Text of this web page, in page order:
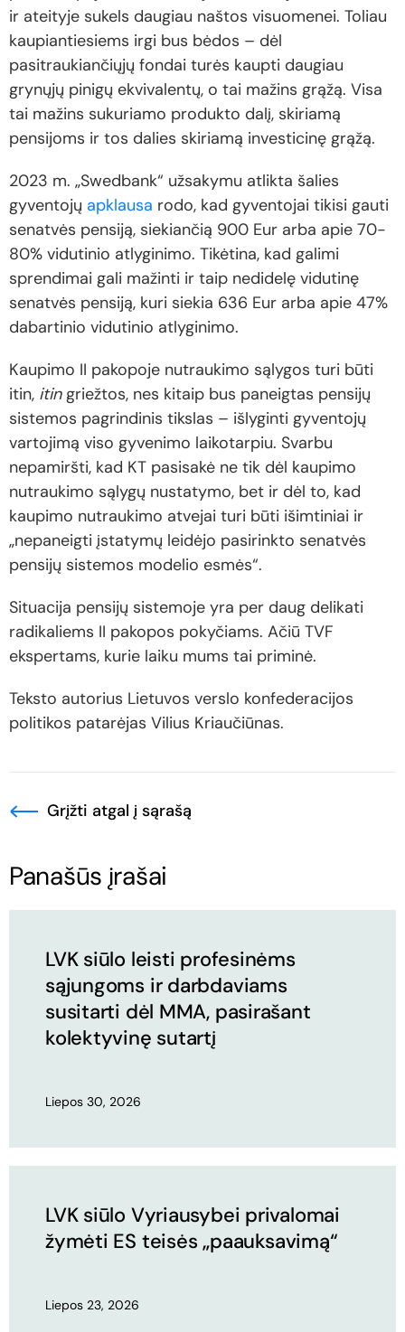
ir ateityje sukels daugiau naštos visuomenei. Toliau
kaupiantiesiems irgi bus bėdos – dėl
pasitraukiančiųjų fondai turės kaupti daugiau
grynųjų pinigų ekvivalentų, o tai mažins grąžą. Visa
tai mažins sukuriamo produkto dalį, skiriamą
pensijoms ir tos dalies skiriamą investicinę grąžą.
2023 m. „Swedbank“ užsakymu atlikta šalies
gyventojų apklausa rodo, kad gyventojai tikisi gauti
senatvės pensiją, siekiančią 900 Eur arba apie 70-
80% vidutinio atlyginimo. Tikėtina, kad galimi
sprendimai gali mažinti ir taip nedidelę vidutinę
senatvės pensiją, kuri siekia 636 Eur arba apie 47%
dabartinio vidutinio atlyginimo.
Kaupimo II pakopoje nutraukimo sąlygos turi būti
itin, itingriežtos, nes kitaip bus paneigtas pensijų
sistemos pagrindinis tikslas – išlyginti gyventojų
vartojimą viso gyvenimo laikotarpiu. Svarbu
nepamiršti, kad KT pasisakė ne tik dėl kaupimo
nutraukimo sąlygų nustatymo, bet ir dėl to, kad
kaupimo nutraukimo atvejai turi būti išimtiniai ir
„nepaneigti įstatymų leidėjo pasirinkto senatvės
pensijų sistemos modelio esmės“.
Situacija pensijų sistemoje yra per daug delikati
radikaliems II pakopos pokyčiams. Ačiū TVF
ekspertams, kurie laiku mums tai priminė.
Teksto autorius Lietuvos verslo konfederacijos
politikos patarėjas Vilius Kriaučiūnas.
Grįžti atgal į sąrašą
Panašūs įrašai
LVK siūlo leisti profesinėms
sąjungoms ir darbdaviams
susitarti dėl MMA, pasirašant
kolektyvinę sutartį
Liepos 30, 2026
LVK siūlo Vyriausybei privalomai
žymėti ES teisės „paauksavimą“
Liepos 23, 2026